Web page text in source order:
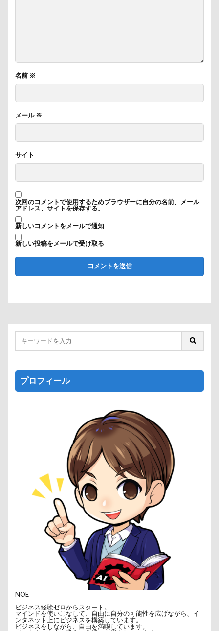
名前 ※
メール ※
サイト
次回のコメントで使用するためブラウザーに自分の名前、メール
アドレス、サイトを保存する。
新しいコメントをメールで通知
新しい投稿をメールで受け取る
プロフィール
NOE
ビジネス経験ゼロからスタート。
マインドを使いこなして、自由に自分の可能性を広げながら、イ
ンタネット上にビジネスを構築しています。
ビジネスをしながら、自由を満喫しています。